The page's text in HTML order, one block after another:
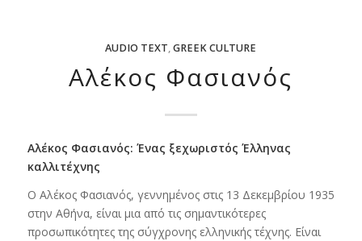
AUDIO TEXT,GREEK CULTURE
Αλέκος Φασιανός
Αλέκος Φασιανός: Ένας ξεχωριστός Έλληνας
καλλιτέχνης
Ο Αλέκος Φασιανός, γεννημένος στις 13 Δεκεμβρίου 1935
στην Αθήνα, είναι μια από τις σημαντικότερες
προσωπικότητες της σύγχρονης ελληνικής τέχνης. Είναι